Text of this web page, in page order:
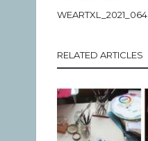
WEARTXL_2021_064
RELATED ARTICLES